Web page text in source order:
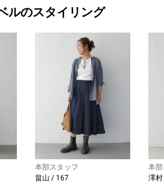
ルのスタイリング
本部スタッフ
畠山 / 167
本
澤